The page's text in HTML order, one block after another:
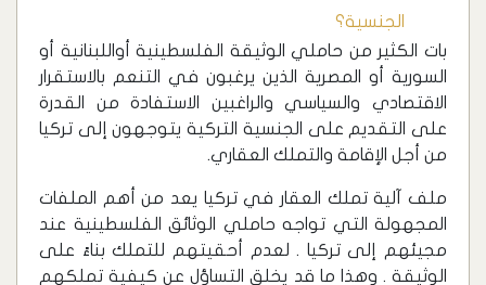
الجنسية؟
بات الكثير من حاملي الوثيقة الفلسطينية أواللبنانية أو
السورية أو المصرية الذين يرغبون في التنعم بالاستقرار
الاقتصادي والسياسي والراغبين الاستفادة من القدرة
على التقديم على الجنسية التركية يتوجهون إلى تركيا
من أجل الإقامة والتملك العقاري.
ملف آلية تملك العقار في تركيا يعد من أهم الملفات
المجهولة التي تواجه حاملي الوثائق الفلسطينية عند
مجيئهم إلى تركيا . لعدم أحقيتهم للتملك بناءً على
الوثيقة . وهذا ما قد يخلق التساؤل عن كيفية تملكهم